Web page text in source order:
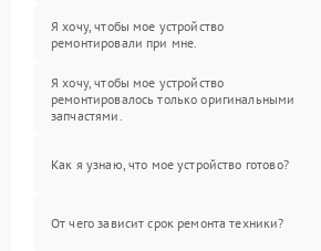
Я хочу, чтобы мое устройство
ремонтировали при мне.
Я хочу, чтобы мое устройство
ремонтировалось только оригинальными
запчастями.
Как я узнаю, что мое устройство готово?
От чего зависит срок ремонта техники?